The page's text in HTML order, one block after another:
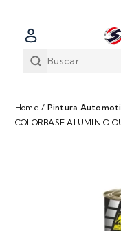
Home / Pintura
COLORBASE ALUMINIO